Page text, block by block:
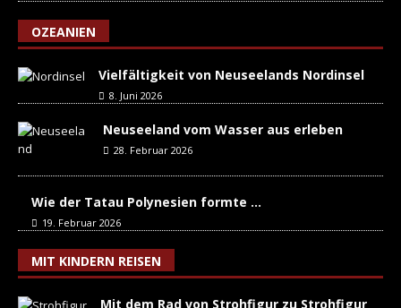
OZEANIEN
Vielfältigkeit von Neuseelands Nordinsel
8. Juni 2026
Neuseeland vom Wasser aus erleben
28. Februar 2026
Wie der Tatau Polynesien formte …
19. Februar 2026
MIT KINDERN REISEN
Mit dem Rad von Strohfigur zu Strohfigur